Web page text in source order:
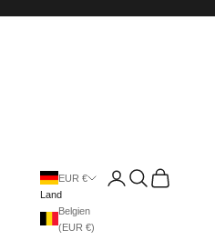
EUR €
Land
Belgien
(EUR €)
AnmeldenSuchenWarenkorb